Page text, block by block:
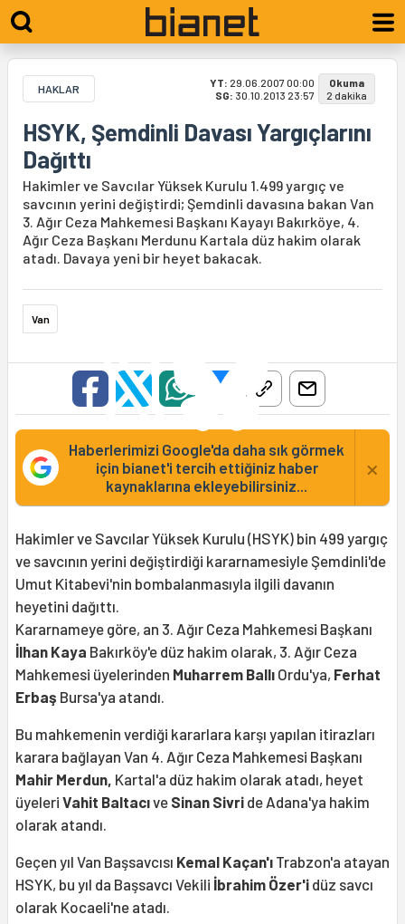
HAKLAR YT: 29.06.2007 00:00
SG: 30.10.2013 23:57
Okuma
2 dakika
HSYK, Şemdinli Davası Yargıçlarını
Dağıttı
Hakimler ve Savcılar Yüksek Kurulu 1.499 yargıç ve
savcının yerini değiştirdi; Şemdinli davasına bakan Van
3. Ağır Ceza Mahkemesi Başkanı Kayayı Bakırköye, 4.
Ağır Ceza Başkanı Merdunu Kartala düz hakim olarak
atadı. Davaya yeni bir heyet bakacak.
Van
Haberlerimizi Google'da daha sık görmek
için bianet'i tercih ettiğiniz haber
kaynaklarına ekleyebilirsiniz...
×
Hakimler ve Savcılar Yüksek Kurulu (HSYK) bin 499 yargıç
ve savcının yerini değiştirdiği kararnamesiyle Şemdinli'de
Umut Kitabevi'nin bombalanmasıyla ilgili davanın
heyetini dağıttı.
Kararnameye göre, an 3. Ağır Ceza Mahkemesi Başkanı
İlhan Kaya Bakırköy'e düz hakim olarak, 3. Ağır Ceza
Mahkemesi üyelerinden Muharrem Ballı Ordu'ya, Ferhat
Erbaş Bursa'ya atandı.
Bu mahkemenin verdiği kararlara karşı yapılan itirazları
karara bağlayan Van 4. Ağır Ceza Mahkemesi Başkanı
Mahir Merdun, Kartal'a düz hakim olarak atadı, heyet
üyeleri Vahit Baltacıve Sinan Sivri de Adana'ya hakim
olarak atandı.
Geçen yıl Van Başsavcısı Kemal Kaçan'ı Trabzon'a atayan
HSYK, bu yıl da Başsavcı Vekili İbrahim Özer'i düz savcı
olarak Kocaeli'ne atadı.